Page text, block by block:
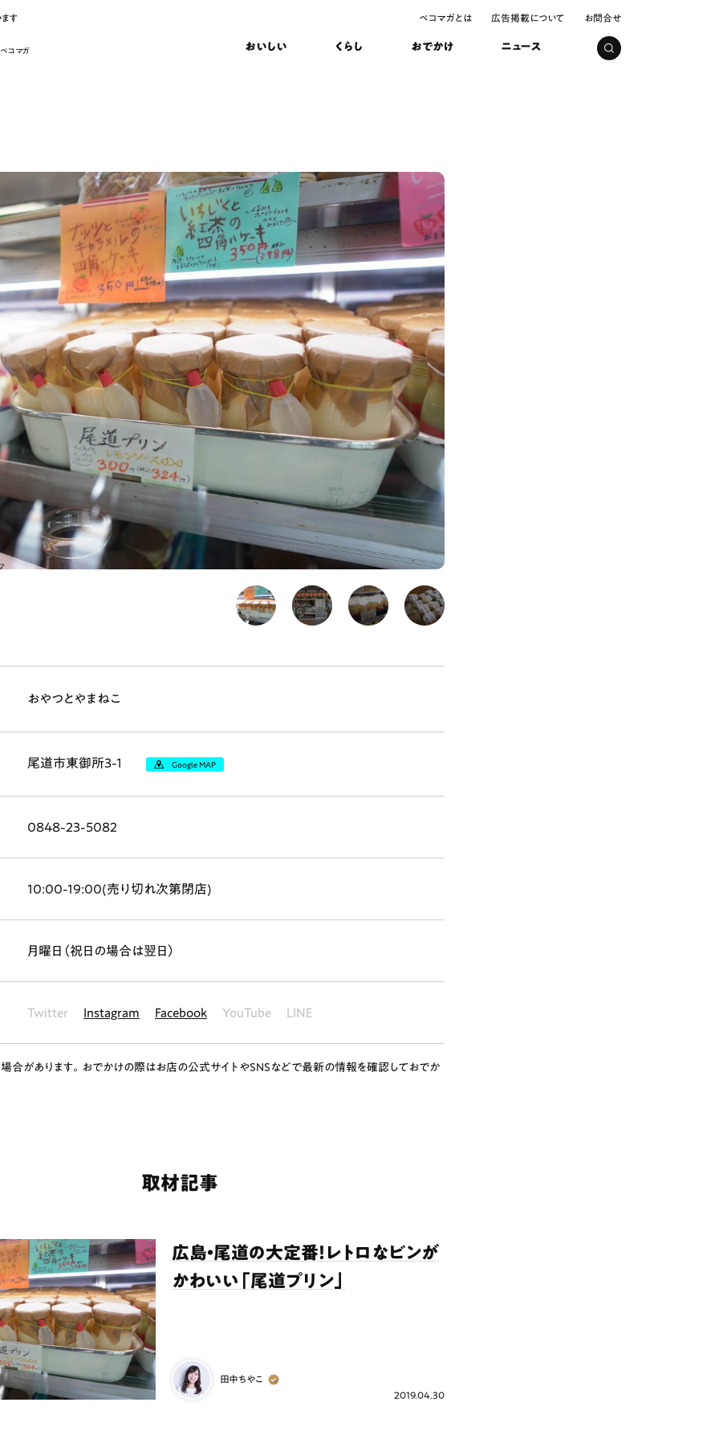
す ペコマガとは 広告掲載について お問合せ
コマガ おいしい くらし おでかけ ニュース
チ # スイーツ # ファミリーにおすすめ
# パン # コーヒー # 宮島
おやつとやまねこ
尾道市東御所3-1 Google MAP
0848-23-5082
10:00-19:00(売り切れ次第閉店)
月曜日（祝日の場合は翌日）
Twitter Instagram Facebook YouTube LINE
合があります。おでかけの際はお店の公式サイトやSNSなどで最新の情報を確認しておでか
取材記事
広島・尾道の大定番！レトロなビンが
かわいい「尾道プリン」
田中ちやこ
2019.04.30